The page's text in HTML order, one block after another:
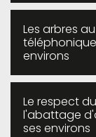
Les arbres
environs
Le respect
l'abattage
ses environs